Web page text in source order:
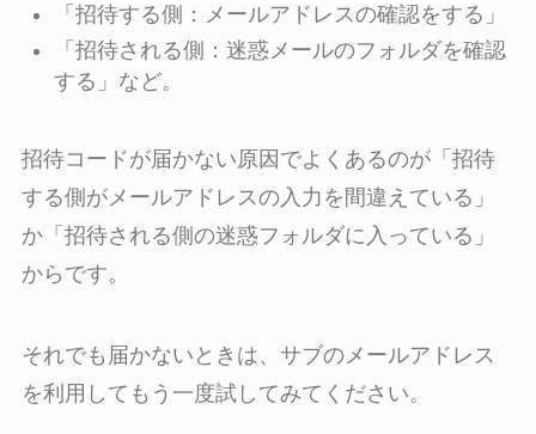
「招待する側：メールアドレスの確認をする」
「招待される側：迷惑メールのフォルダを確認
する」など。
招待コードが届かない原因でよくあるのが「招待
する側がメールアドレスの入力を間違えている」
か「招待される側の迷惑フォルダに入っている」
からです。
それでも届かないときは、サブのメールアドレス
を利用してもう一度試してみてください。